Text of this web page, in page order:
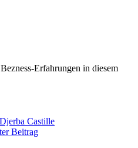
Erfahrungen in diesem
Castille
Beitrag